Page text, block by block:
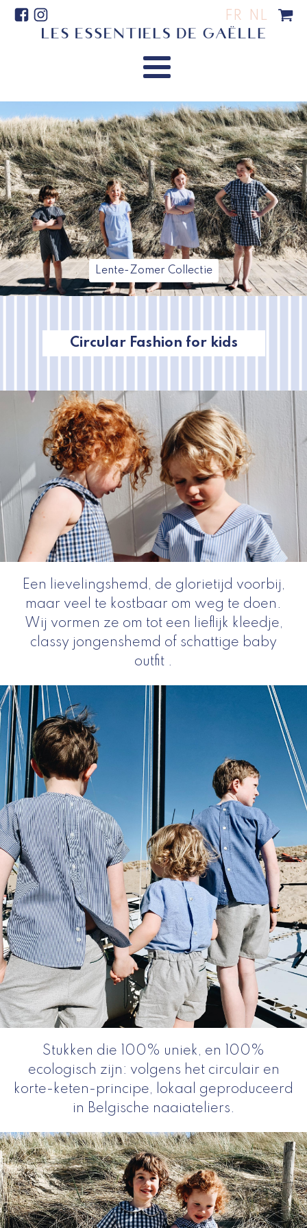
FR NL
Lente-Zomer Collectie
Circular Fashion for kids
Een lievelingshemd, de glorietijd voorbij,
maar veel te kostbaar om weg te doen.
Wij vormen ze om tot een lieflijk kleedje,
classy jongenshemd of schattige baby
outfit .
Stukken die 100% uniek, en 100%
ecologisch zijn: volgens het circulair en
korte-keten-principe, lokaal geproduceerd
in Belgische naaiateliers.